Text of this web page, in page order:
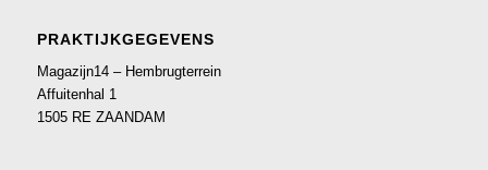
PRAKTIJKGEGEVENS
Magazijn14 – Hembrugterrein
Affuitenhal 1
1505 RE ZAANDAM